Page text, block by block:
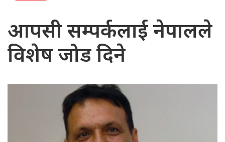
आपसी सम्पर्कलाई नेपालले
विशेष जोड दिने